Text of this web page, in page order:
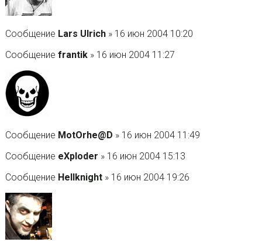
Сообщение Lars Ulrich» 16 июн 2004 10:20
Сообщение frantik» 16 июн 2004 11:27
Сообщение MotOrhe@D » 16 июн 2004 11:49
Сообщение eXploder » 16 июн 2004 15:13
Сообщение Hellknight» 16 июн 2004 19:26